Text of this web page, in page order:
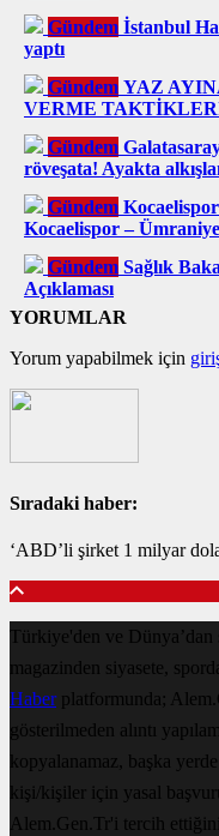
Gündem İstanbul
yaptı
Gündem YAZ
VERME
Gündem
röveşata! Ayakta
Gündem
Kocaelispor –
Gündem Sağlık
Açıklaması
YORUMLAR
Yorum yapabilmek için
Sıradaki haber:
‘ABD’li şirket 1 milyar
Türkiye'den ve Dünya’dan
magazinden siyasete,
Haberplatformunda;
gösterilmeden alıntı
kopyalanamaz, başka
kişi/kişiler için yasal
Alem.Gen.Tr'i tercih